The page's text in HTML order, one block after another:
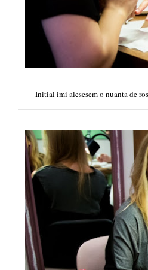
Initial imi alesesem o nuanta de